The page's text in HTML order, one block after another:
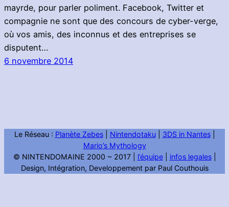
mayrde, pour parler poliment. Facebook, Twitter et
compagnie ne sont que des concours de cyber-verge,
où vos amis, des inconnus et des entreprises se
disputent…
6 novembre 2014
Le Réseau : Planète Zebes| Nintendotaku| 3DS in Nantes|
Mario’s Mythology
© NINTENDOMAINE 2000 ~ 2017 | l’équipe| infos legales|
Design, Intégration, Developpement par Paul Couthouis